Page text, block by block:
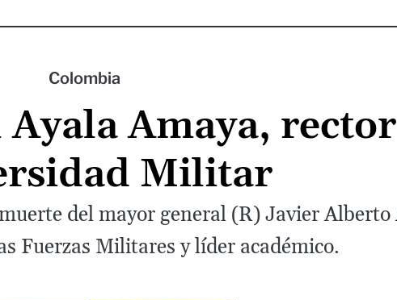
Colombia
Amaya,
Militar
del mayor general (R) Javier Alberto
Fuerzas Militares y líder académico.